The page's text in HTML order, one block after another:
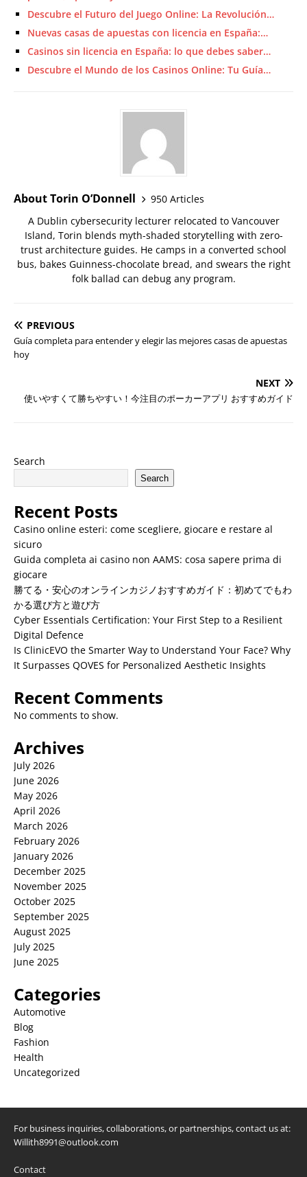
Descubre el Futuro del Juego Online: La Revolución…
Nuevas casas de apuestas con licencia en España:…
Casinos sin licencia en España: lo que debes saber…
Descubre el Mundo de los Casinos Online: Tu Guía…
About Torin O’Donnell
950 Articles
A Dublin cybersecurity lecturer relocated to Vancouver
Island, Torin blends myth-shaded storytelling with zero-
trust architecture guides. He camps in a converted school
bus, bakes Guinness-chocolate bread, and swears the right
folk ballad can debug any program.
PREVIOUS
Guía completa para entender y elegir las mejores casas de apuestas
hoy
NEXT
使いやすくて勝ちやすい！今注目のポーカーアプリ おすすめガイド
Search
Search
Recent Posts
Casino online esteri: come scegliere, giocare e restare al
sicuro
Guida completa ai casino non AAMS: cosa sapere prima di
giocare
勝てる・安心のオンラインカジノおすすめガイド：初めてでもわ
かる選び方と遊び方
Cyber Essentials Certification: Your First Step to a Resilient
Digital Defence
Is ClinicEVO the Smarter Way to Understand Your Face? Why
It Surpasses QOVES for Personalized Aesthetic Insights
Recent Comments
No comments to show.
Archives
July 2026
June 2026
May 2026
April 2026
March 2026
February 2026
January 2026
December 2025
November 2025
October 2025
September 2025
August 2025
July 2025
June 2025
Categories
Automotive
Blog
Fashion
Health
Uncategorized
For business inquiries, collaborations, or partnerships, contact us at:
Willith8991@outlook.com
Contact